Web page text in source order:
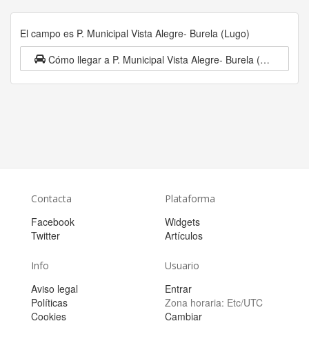
El campo es P. Municipal Vista Alegre- Burela (Lugo)
Cómo llegar a P. Municipal Vista Alegre- Burela (Lugo)
Contacta
Facebook
Twitter
Plataforma
Widgets
Artículos
Info
Aviso legal
Políticas
Cookies
Usuario
Entrar
Zona horaria: Etc/UTC
Cambiar